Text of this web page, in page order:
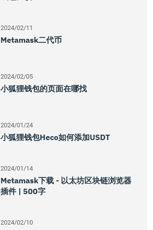
2024/02/11
Metamask二代币
2024/02/05
小狐狸钱包的页面在哪找
2024/01/24
小狐狸钱包Heco如何添加USDT
2024/01/14
Metamask下载 - 以太坊区块链浏览器
插件 | 500字
2024/02/10